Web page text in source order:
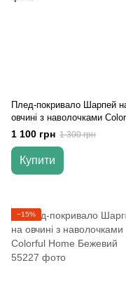
Плед-покривало Шарпей
овчині з наволочками
Home Ліловий
1 100 грн 1 300 грн
Купити
−15%